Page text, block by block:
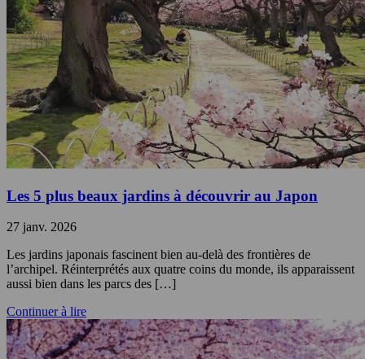
Les 5 plus beaux jardins à découvrir au Japon
27 janv. 2026
Les jardins japonais fascinent bien au-delà des frontières de
l’archipel. Réinterprétés aux quatre coins du monde, ils apparaissent
aussi bien dans les parcs des […]
Continuer à lire